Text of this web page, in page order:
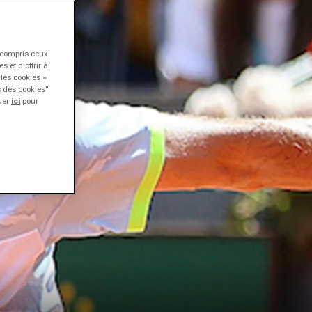
ceux
et d'offrir à
cookies »
des cookies"
ici pour